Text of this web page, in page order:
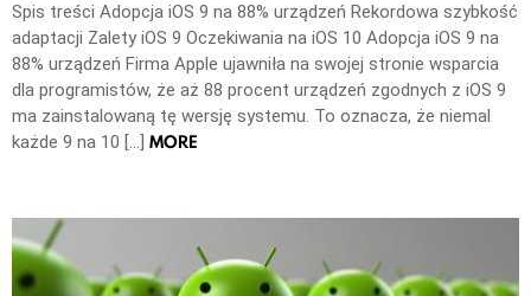
Spis treści Adopcja iOS 9 na 88% urządzeń Rekordowa szybkość
adaptacji Zalety iOS 9 Oczekiwania na iOS 10 Adopcja iOS 9 na
88% urządzeń Firma Apple ujawniła na swojej stronie wsparcia
dla programistów, że aż 88 procent urządzeń zgodnych z iOS 9
ma zainstalowaną tę wersję systemu. To oznacza, że niemal
każde 9 na 10 […] MORE